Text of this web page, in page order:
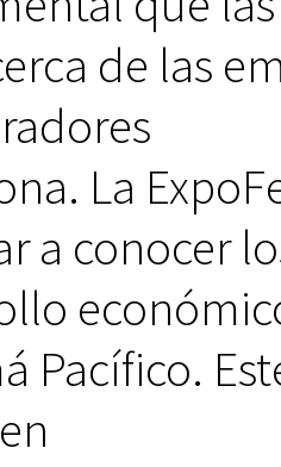
de las
La
a conocer
Pacífico.